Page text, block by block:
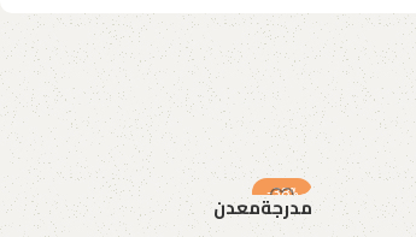
-38%
مدرجةمعدن